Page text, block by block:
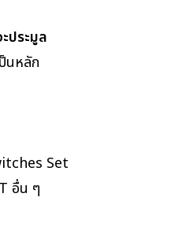
ประมูล
นหลัก
Set
อื่น ๆ